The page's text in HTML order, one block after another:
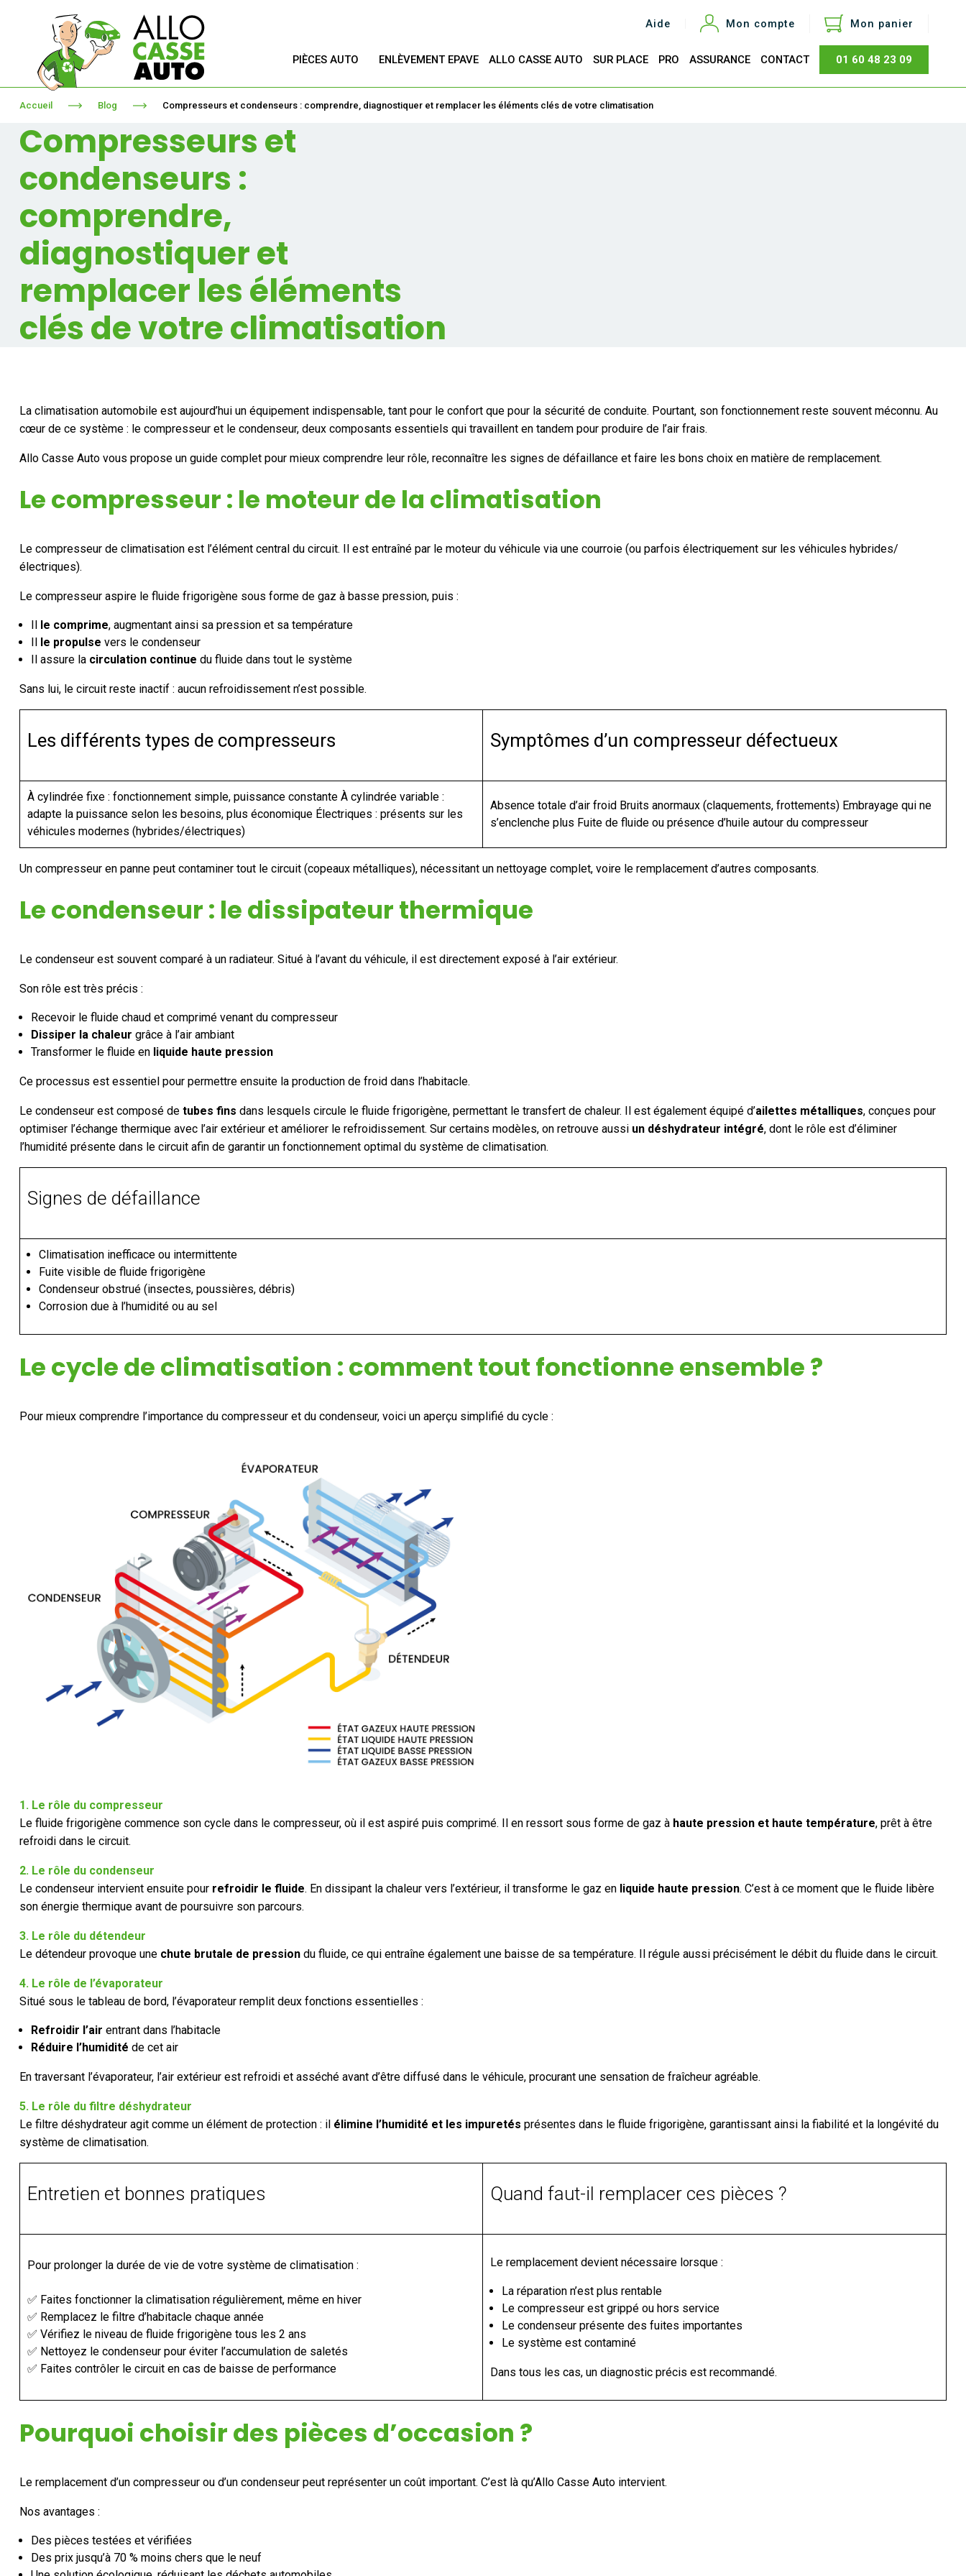
Aide Mon compte Mon panier
Total
PIÈCES AUTO ENLÈVEMENT EPAVE ALLO CASSE AUTO SUR PLACE PRO ASSURANCE CONTACT 01 60 48 23 09
Accueil Blog Compresseurs et condenseurs : comprendre, diagnostiquer et remplacer les éléments clés de votre climatisation
Compresseurs et
condenseurs :
comprendre,
diagnostiquer et
remplacer les éléments
clés de votre climatisation
La climatisation automobile est aujourd’hui un équipement indispensable, tant pour le confort que pour la sécurité de conduite. Pourtant, son fonctionnement reste souvent méconnu. Au
cœur de ce système : le compresseur et le condenseur, deux composants essentiels qui travaillent en tandem pour produire de l’air frais.
Allo Casse Auto vous propose un guide complet pour mieux comprendre leur rôle, reconnaître les signes de défaillance et faire les bons choix en matière de remplacement.
Le compresseur : le moteur de la climatisation
Le compresseur de climatisation est l’élément central du circuit. Il est entraîné par le moteur du véhicule via une courroie (ou parfois électriquement sur les véhicules hybrides/
électriques).
Le compresseur aspire le fluide frigorigène sous forme de gaz à basse pression, puis :
Il le comprime, augmentant ainsi sa pression et sa température
Il le propulse vers le condenseur
Il assure la circulation continue du fluide dans tout le système
Sans lui, le circuit reste inactif : aucun refroidissement n’est possible.
Les différents types de compresseurs Symptômes d’un compresseur défectueux
À cylindrée fixe : fonctionnement simple, puissance constante À cylindrée variable :
adapte la puissance selon les besoins, plus économique Électriques : présents sur les
véhicules modernes (hybrides/électriques)
Absence totale d’air froid Bruits anormaux (claquements, frottements) Embrayage qui ne
s’enclenche plus Fuite de fluide ou présence d’huile autour du compresseur
Un compresseur en panne peut contaminer tout le circuit (copeaux métalliques), nécessitant un nettoyage complet, voire le remplacement d’autres composants.
Le condenseur : le dissipateur thermique
Le condenseur est souvent comparé à un radiateur. Situé à l’avant du véhicule, il est directement exposé à l’air extérieur.
Son rôle est très précis :
Recevoir le fluide chaud et comprimé venant du compresseur
Dissiper la chaleur grâce à l’air ambiant
Transformer le fluide en liquide haute pression
Ce processus est essentiel pour permettre ensuite la production de froid dans l’habitacle.
Le condenseur est composé de tubes fins dans lesquels circule le fluide frigorigène, permettant le transfert de chaleur. Il est également équipé d’ailettes métalliques, conçues pour
optimiser l’échange thermique avec l’air extérieur et améliorer le refroidissement. Sur certains modèles, on retrouve aussi un déshydrateur intégré, dont le rôle est d’éliminer
l’humidité présente dans le circuit afin de garantir un fonctionnement optimal du système de climatisation.
Signes de défaillance
Climatisation inefficace ou intermittente
Fuite visible de fluide frigorigène
Condenseur obstrué (insectes, poussières, débris)
Corrosion due à l’humidité ou au sel
Le cycle de climatisation : comment tout fonctionne ensemble ?
Pour mieux comprendre l’importance du compresseur et du condenseur, voici un aperçu simplifié du cycle :
1. Le rôle du compresseur
Le fluide frigorigène commence son cycle dans le compresseur, où il est aspiré puis comprimé. Il en ressort sous forme de gaz à haute pression et haute température, prêt à être
refroidi dans le circuit.
2. Le rôle du condenseur
Le condenseur intervient ensuite pour refroidir le fluide. En dissipant la chaleur vers l’extérieur, il transforme le gaz en liquide haute pression. C’est à ce moment que le fluide libère
son énergie thermique avant de poursuivre son parcours.
3. Le rôle du détendeur
Le détendeur provoque une chute brutale de pressiondu fluide, ce qui entraîne également une baisse de sa température. Il régule aussi précisément le débit du fluide dans le circuit.
4. Le rôle de l’évaporateur
Situé sous le tableau de bord, l’évaporateur remplit deux fonctions essentielles :
Refroidir l’air entrant dans l’habitacle
Réduire l’humidité de cet air
En traversant l’évaporateur, l’air extérieur est refroidi et asséché avant d’être diffusé dans le véhicule, procurant une sensation de fraîcheur agréable.
5. Le rôle du filtre déshydrateur
Le filtre déshydrateur agit comme un élément de protection : il élimine l’humidité et les impuretés présentes dans le fluide frigorigène, garantissant ainsi la fiabilité et la longévité du
système de climatisation.
Entretien et bonnes pratiques Quand faut-il remplacer ces pièces ?
Pour prolonger la durée de vie de votre système de climatisation :
✅ Faites fonctionner la climatisation régulièrement, même en hiver
✅ Remplacez le filtre d’habitacle chaque année
✅ Vérifiez le niveau de fluide frigorigène tous les 2 ans
✅ Nettoyez le condenseur pour éviter l’accumulation de saletés
✅ Faites contrôler le circuit en cas de baisse de performance
Le remplacement devient nécessaire lorsque :
La réparation n’est plus rentable
Le compresseur est grippé ou hors service
Le condenseur présente des fuites importantes
Le système est contaminé
Dans tous les cas, un diagnostic précis est recommandé.
Pourquoi choisir des pièces d’occasion ?
Le remplacement d’un compresseur ou d’un condenseur peut représenter un coût important. C’est là qu’Allo Casse Auto intervient.
Nos avantages :
Des pièces testées et vérifiées
Des prix jusqu’à 70 % moins chers que le neuf